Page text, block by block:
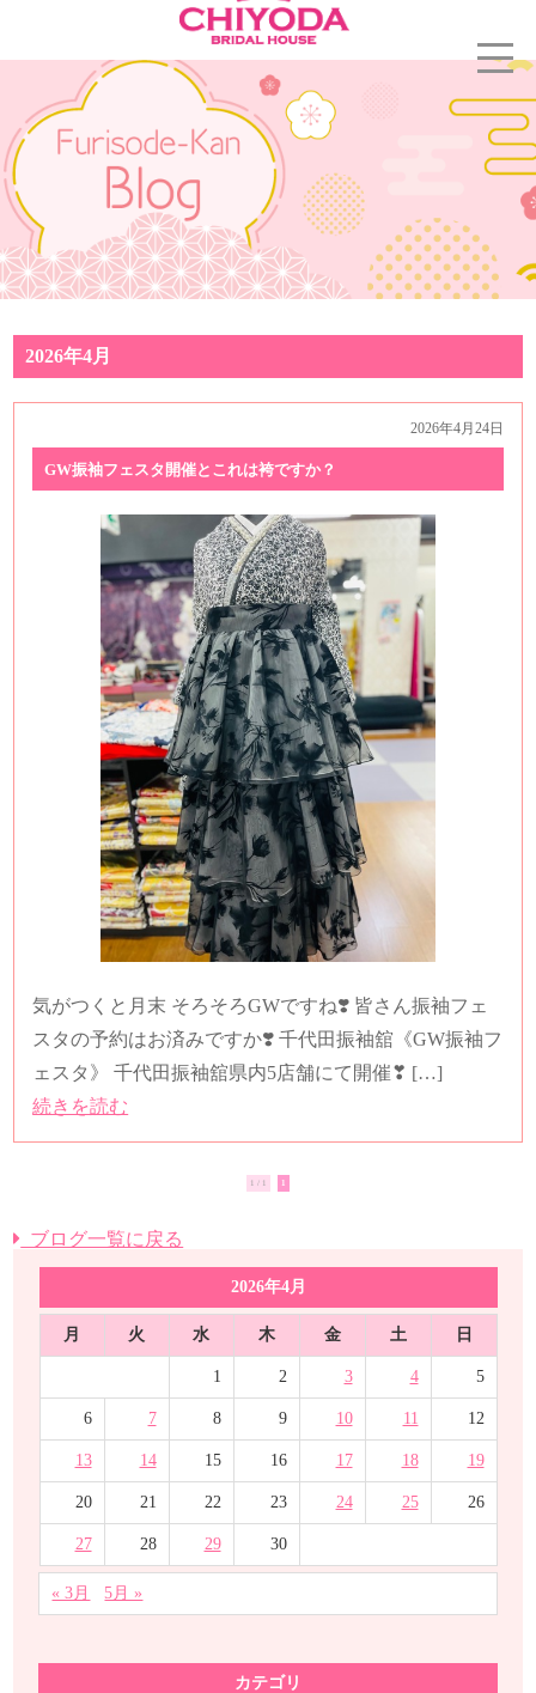
2026年4月
2026年4月24日
GW振袖フェスタ開催とこれは袴ですか？
気がつくと月末 そろそろGWですね❣️ 皆さん振袖フェ
スタの予約はお済みですか❣️ 千代田振袖舘《GW振袖フ
ェスタ》 千代田振袖舘県内5店舗にて開催❣ […]
続きを読む
1 / 1 1
ブログ一覧に戻る
2026年4月
月 火 水 木 金 土 日
1 2 3 4 5
6 7 8 9 10 11 12
13 14 15 16 17 18 19
20 21 22 23 24 25 26
27 28 29 30
« 3月 5月 »
カテゴリ